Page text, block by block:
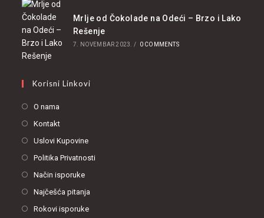
Mrlje od Čokolade na Odeći – Brzo i Lako
Rešenje
7. NOVEMBAR 2023. / 0 COMMENTS
Korisni Linkovi
O nama
Kontakt
Uslovi Kupovine
Politika Privatnosti
Način isporuke
Najčešća pitanja
Rokovi isporuke